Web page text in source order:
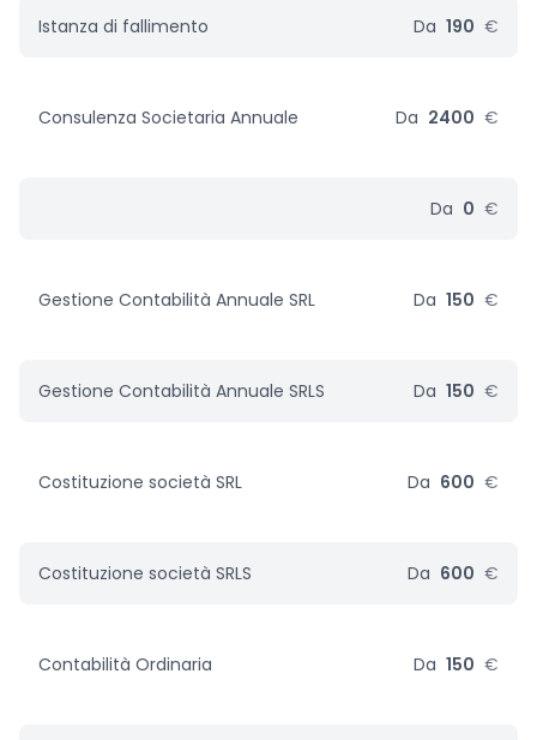
Istanza di fallimento Da 190 €
Consulenza Societaria Annuale Da 2400 €
Da 0 €
Gestione Contabilità Annuale SRL Da 150 €
Gestione Contabilità Annuale SRLS Da 150 €
Costituzione società SRL Da 600 €
Costituzione società SRLS Da 600 €
Contabilità Ordinaria Da 150 €